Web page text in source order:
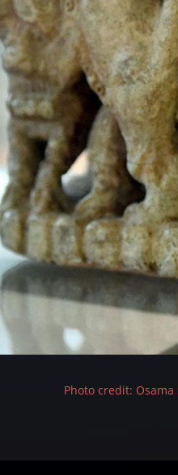
Photo credit: Osama